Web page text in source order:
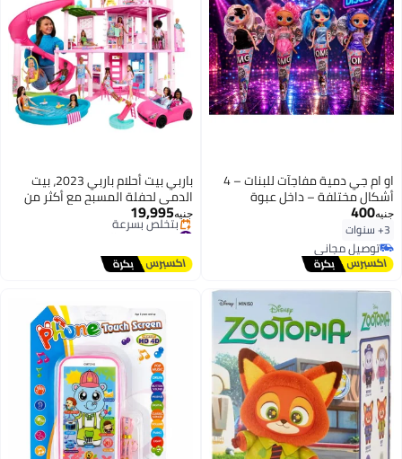
او ام جي دمية مفاجآت للبنات – 4
أشكال مختلفة – داخل عبوة
مخروطية مع إكسسوارات وشعر
فأكثر
جنيه400
3+ سنوات
توصيل مجاني
توصيل مجاني
باربي بيت أحلام باربي 2023، بيت
الدمى لحفلة المسبح مع أكثر من
75 قطعة ومنزلق من 3 طوابق،
مجموعة لعب بيت باربي، مصعد
للجراء
جنيه19,995
#1 في بيوت الدمى
بتخلّص بسرعة
#1 في بيوت الدمى